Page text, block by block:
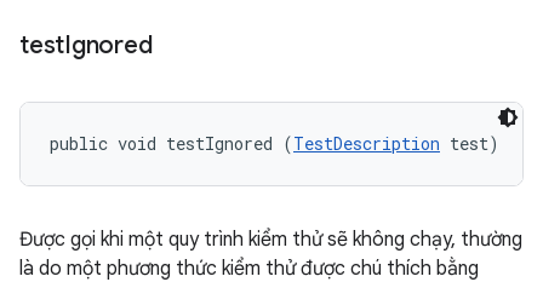
testIgnored
public void testIgnored (TestDescription test)
Được gọi khi một quy trình kiểm thử sẽ không chạy, thường
là do một phương thức kiểm thử được chú thích bằng